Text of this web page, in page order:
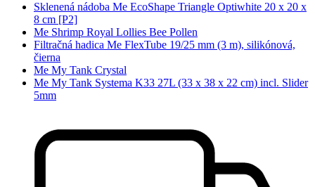
Sklenená nádoba Me EcoShape Triangle Optiwhite 20 x 20 x
8 cm [P2]
Me Shrimp Royal Lollies Bee Pollen
Filtračná hadica Me FlexTube 19/25 mm (3 m), silikónová,
čierna
Me My Tank Crystal
Me My Tank Systema K33 27L (33 x 38 x 22 cm) incl. Slider
5mm